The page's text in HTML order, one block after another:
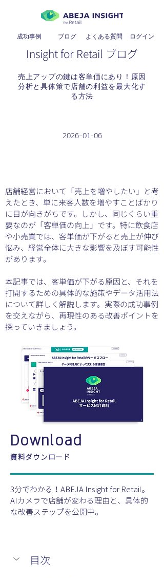
成功事例 ブログ よくある質問 ​ログイン
Insight for Retail ブログ
売上アップの鍵は客単価にあり！原因
分析と具体策で店舗の利益を最大化す
る方法
2026-01-06
店舗経営において「売上を増やしたい」と考
えたとき、単に来客人数を増やすことばかり
に目が向きがちです。しかし、同じくらい重
要なのが「客単価の向上」です。特に飲食店
や小売業では、客単価が下がると売上が伸び
悩み、経営全体に大きな影響を及ぼす可能性
があります。
本記事では、客単価が下がる原因と、それを
打開するための具体的な施策やデータ活用法
について詳しく解説します。実際の成功事例
を交えながら、再現性のある改善ポイントを
探っていきましょう。
Download
資料ダウンロード
3分でわかる！ABEJA Insight for Retail。
AIカメラで店舗が変わる理由と、具体的
な改善ステップを公開中。
目次